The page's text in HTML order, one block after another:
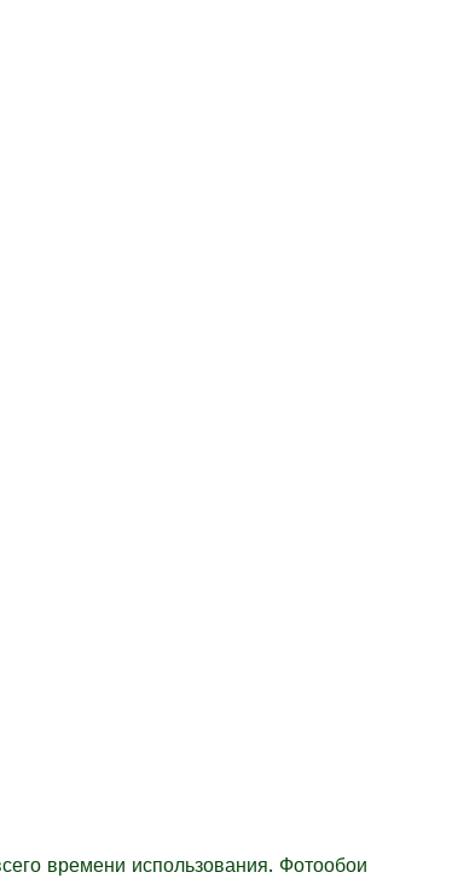
времени использования. Фотообои